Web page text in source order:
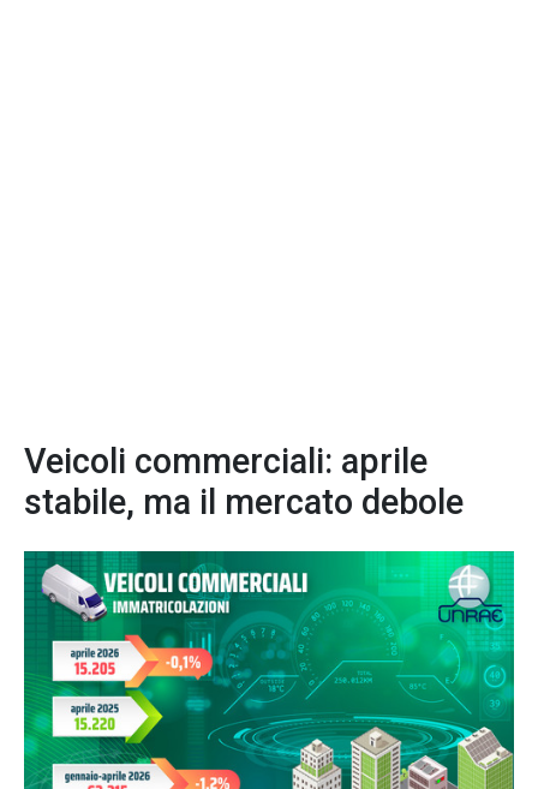
Veicoli commerciali: aprile
stabile, ma il mercato debole